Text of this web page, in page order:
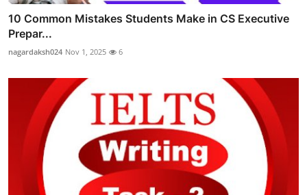
10 Common Mistakes Students Make in CS Executive
Prepar...
nagardaksh024 Nov 1, 2025 6